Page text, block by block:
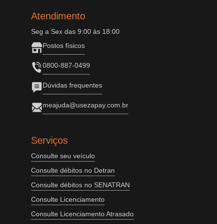
Atendimento
Seg a Sex das 9:00 às 18:00
Postos físicos
0800-887-0499
Dúvidas frequentes
meajuda@usezapay.com.br
Serviços
Consulte seu veículo
Consulte débitos no Detran
Consulte débitos no SENATRAN
Consulte Licenciamento
Consulte Licenciamento Atrasado